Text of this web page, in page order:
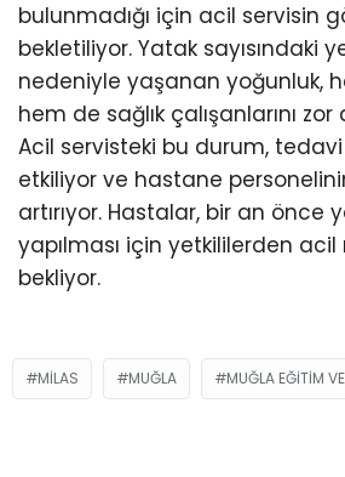
bulunmadığı için acil servisin
bekletiliyor. Yatak sayısındaki
nedeniyle yaşanan yoğunluk,
hem de sağlık çalışanlarını
Acil servisteki bu durum,
etkiliyor ve hastane
artırıyor. Hastalar, bir an önce
yapılması için yetkililerden
bekliyor.
MILAS MUĞLA MUĞLA EĞITIM